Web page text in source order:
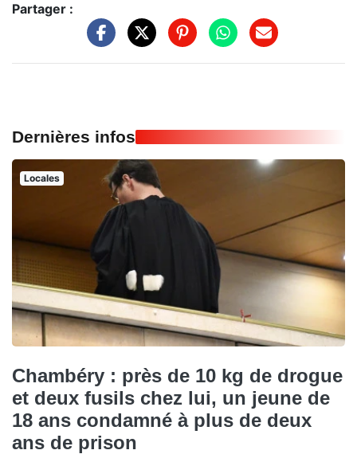
Partager :
Dernières infos
Locales
Chambéry : près de 10 kg de drogue
et deux fusils chez lui, un jeune de
18 ans condamné à plus de deux
ans de prison